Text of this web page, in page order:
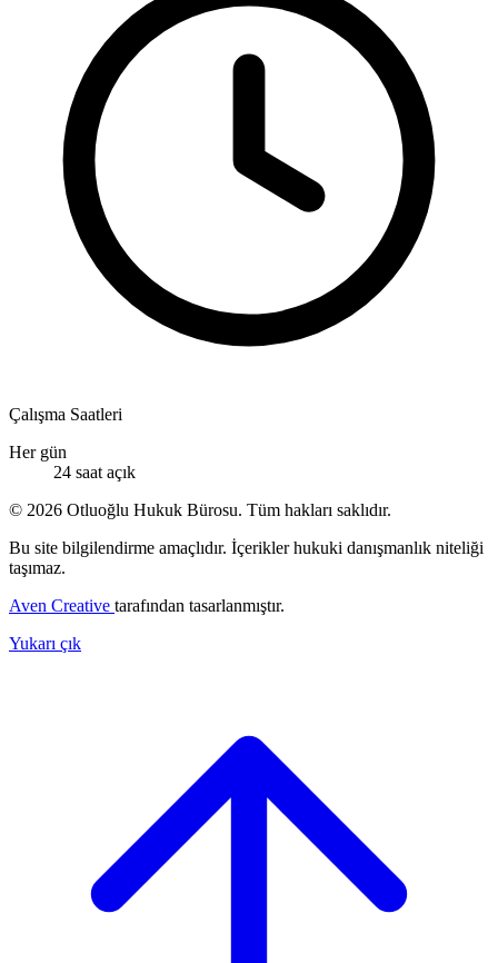
Çalışma Saatleri
Her gün
24 saat açık
© 2026 Otluoğlu Hukuk Bürosu. Tüm hakları saklıdır.
Bu site bilgilendirme amaçlıdır. İçerikler hukuki danışmanlık niteliği
taşımaz.
Aven Creative tarafından tasarlanmıştır.
Yukarı çık